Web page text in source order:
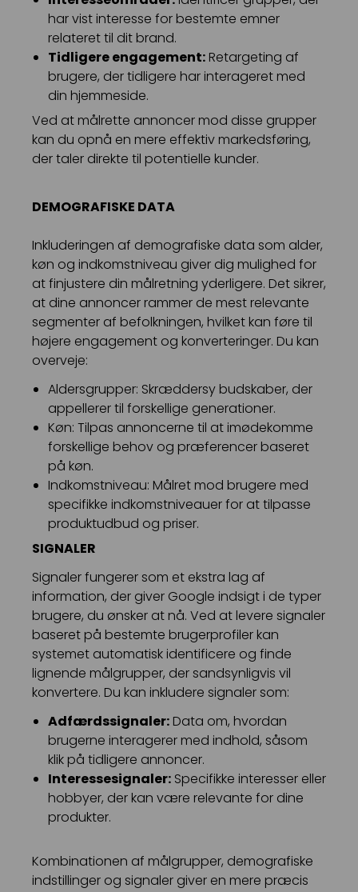
har vist interesse for bestemte emner
relateret til dit brand.
Tidligere engagement:Retargeting af
brugere, der tidligere har interageret med
din hjemmeside.
Ved at målrette annoncer mod disse grupper
kan du opnå en mere effektiv markedsføring,
der taler direkte til potentielle kunder.
DEMOGRAFISKE DATA
Inkluderingen af demografiske data som alder,
køn og indkomstniveau giver dig mulighed for
at finjustere din målretning yderligere. Det sikrer,
at dine annoncer rammer de mest relevante
segmenter af befolkningen, hvilket kan føre til
højere engagement og konverteringer. Du kan
overveje:
Aldersgrupper: Skræddersy budskaber, der
appellerer til forskellige generationer.
Køn: Tilpas annoncerne til at imødekomme
forskellige behov og præferencer baseret
på køn.
Indkomstniveau: Målret mod brugere med
specifikke indkomstniveauer for at tilpasse
produktudbud og priser.
SIGNALER
Signaler fungerer som et ekstra lag af
information, der giver Google indsigt i de typer
brugere, du ønsker at nå. Ved at levere signaler
baseret på bestemte brugerprofiler kan
systemet automatisk identificere og finde
lignende målgrupper, der sandsynligvis vil
konvertere. Du kan inkludere signaler som:
Adfærdssignaler:Data om, hvordan
brugerne interagerer med indhold, såsom
klik på tidligere annoncer.
Interessesignaler: Specifikke interesser eller
hobbyer, der kan være relevante for dine
produkter.
Kombinationen af målgrupper, demografiske
indstillinger og signaler giver en mere præcis